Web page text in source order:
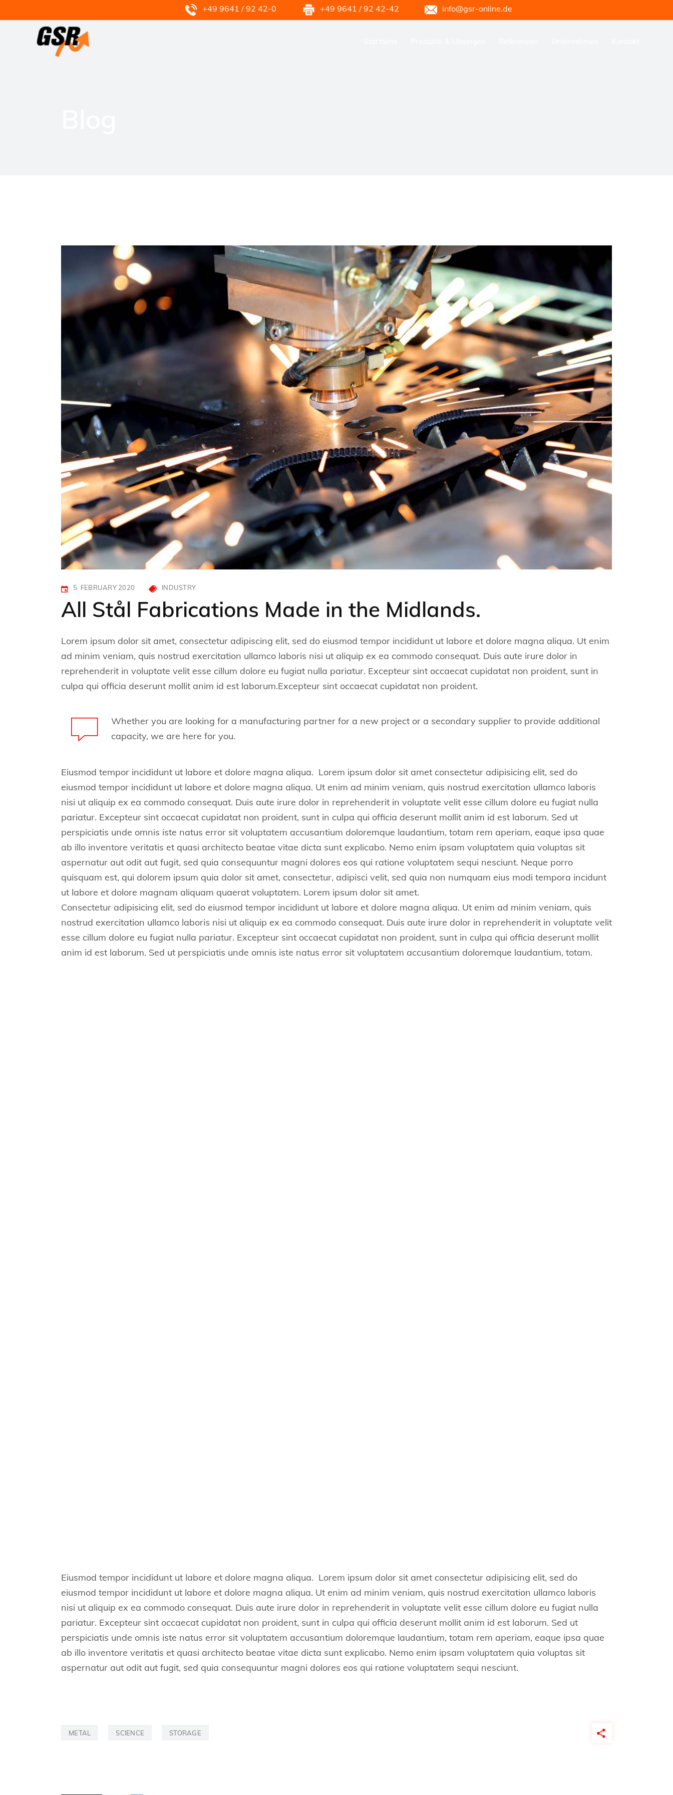
+49 9641 / 92 42-0 +49 9641 / 92 42-42 info@gsr-online.de
Karriere & Ausbildung
5. FEBRUARY 2020 INDUSTRY
All Stål Fabrications Made in the Midlands.
Lorem ipsum dolor sit amet, consectetur adipiscing elit, sed do eiusmod tempor incididunt ut labore et dolore magna aliqua. Ut enim
ad minim veniam, quis nostrud exercitation ullamco laboris nisi ut aliquip ex ea commodo consequat. Duis aute irure dolor in
reprehenderit in voluptate velit esse cillum dolore eu fugiat nulla pariatur. Excepteur sint occaecat cupidatat non proident, sunt in
culpa qui officia deserunt mollit anim id est laborum.Excepteur sint occaecat cupidatat non proident.
Whether you are looking for a manufacturing partner for a new project or a secondary supplier to provide additional
capacity, we are here for you.
Eiusmod tempor incididunt ut labore et dolore magna aliqua. Lorem ipsum dolor sit amet consectetur adipisicing elit, sed do
eiusmod tempor incididunt ut labore et dolore magna aliqua. Ut enim ad minim veniam, quis nostrud exercitation ullamco laboris
nisi ut aliquip ex ea commodo consequat. Duis aute irure dolor in reprehenderit in voluptate velit esse cillum dolore eu fugiat nulla
pariatur. Excepteur sint occaecat cupidatat non proident, sunt in culpa qui officia deserunt mollit anim id est laborum. Sed ut
perspiciatis unde omnis iste natus error sit voluptatem accusantium doloremque laudantium, totam rem aperiam, eaque ipsa quae
ab illo inventore veritatis et quasi architecto beatae vitae dicta sunt explicabo. Nemo enim ipsam voluptatem quia voluptas sit
aspernatur aut odit aut fugit, sed quia consequuntur magni dolores eos qui ratione voluptatem sequi nesciunt. Neque porro
quisquam est, qui dolorem ipsum quia dolor sit amet, consectetur, adipisci velit, sed quia non numquam eius modi tempora incidunt
ut labore et dolore magnam aliquam quaerat voluptatem. Lorem ipsum dolor sit amet.
Consectetur adipisicing elit, sed do eiusmod tempor incididunt ut labore et dolore magna aliqua. Ut enim ad minim veniam, quis
nostrud exercitation ullamco laboris nisi ut aliquip ex ea commodo consequat. Duis aute irure dolor in reprehenderit in voluptate velit
esse cillum dolore eu fugiat nulla pariatur. Excepteur sint occaecat cupidatat non proident, sunt in culpa qui officia deserunt mollit
anim id est laborum. Sed ut perspiciatis unde omnis iste natus error sit voluptatem accusantium doloremque laudantium, totam.
Eiusmod tempor incididunt ut labore et dolore magna aliqua. Lorem ipsum dolor sit amet consectetur adipisicing elit, sed do
eiusmod tempor incididunt ut labore et dolore magna aliqua. Ut enim ad minim veniam, quis nostrud exercitation ullamco laboris
nisi ut aliquip ex ea commodo consequat. Duis aute irure dolor in reprehenderit in voluptate velit esse cillum dolore eu fugiat nulla
pariatur. Excepteur sint occaecat cupidatat non proident, sunt in culpa qui officia deserunt mollit anim id est laborum. Sed ut
perspiciatis unde omnis iste natus error sit voluptatem accusantium doloremque laudantium, totam rem aperiam, eaque ipsa quae
ab illo inventore veritatis et quasi architecto beatae vitae dicta sunt explicabo. Nemo enim ipsam voluptatem quia voluptas sit
aspernatur aut odit aut fugit, sed quia consequuntur magni dolores eos qui ratione voluptatem sequi nesciunt.
METAL SCIENCE STORAGE